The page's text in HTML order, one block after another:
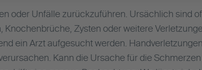
oder Unfälle zurückzuführen. Ursächlich sind
Knochenbrüche, Zysten oder weitere
ein Arzt aufgesucht werden.
Kann die Ursache für die